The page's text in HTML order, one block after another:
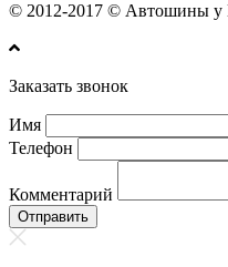
© 2012-2017 © Автошины
Заказать звонок
Имя
Телефон
Комментарий
Отправить